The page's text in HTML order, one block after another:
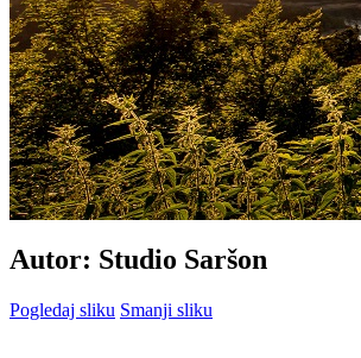
Autor: Studio Saršon
Pogledaj sliku Smanji sliku